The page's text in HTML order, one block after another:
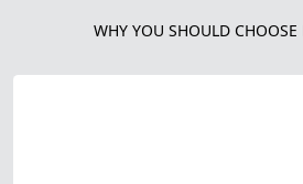
WHY YOU SHOULD